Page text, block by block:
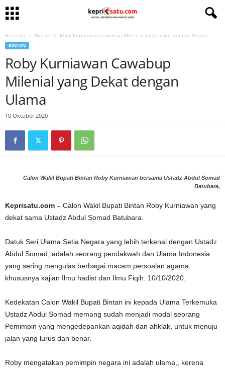
Beranda Bintan Roby Kurniawan Cawabup Milenial yang Dekat dengan Ulama
BINTAN
Roby Kurniawan Cawabup
Milenial yang Dekat dengan
Ulama
10 Oktober 2020
Calon Wakil Bupati Bintan Roby Kurniawan bersama Ustadz Abdul Somad
Batubara,
Keprisatu.com – Calon Wakil Bupati Bintan Roby Kurniawan yang
dekat sama Ustadz Abdul Somad Batubara.
Datuk Seri Ulama Setia Negara yang lebih terkenal dengan Ustadz
Abdul Somad, adalah seorang pendakwah dan Ulama Indonesia
yang sering mengulas berbagai macam persoalan agama,
khususnya kajian Ilmu hadist dan Ilmu Fiqih. 10/10/2020.
Kedekatan Calon Wakil Bupati Bintan ini kepada Ulama Terkemuka
Ustadz Abdul Somad memang sudah menjadi modal seorang
Pemimpin yang mengedepankan aqidah dan ahklak, untuk menuju
jalan yang lurus dan benar.
Roby mengatakan pemimpin negara ini adalah ulama,, kerena